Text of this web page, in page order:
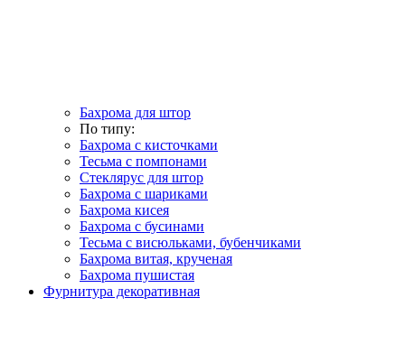
Бахрома для штор
По типу:
Бахрома с кисточками
Тесьма с помпонами
Стеклярус для штор
Бахрома с шариками
Бахрома кисея
Бахрома с бусинами
Тесьма с висюльками, бубенчиками
Бахрома витая, крученая
Бахрома пушистая
Фурнитура декоративная